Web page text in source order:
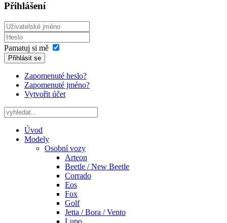
Přihlášení
Pamatuj si mě
Přihlásit se
Zapomenuté heslo?
Zapomenuté jméno?
Vytvořit účet
Úvod
Modely
Osobní vozy
Arteon
Beetle / New Beetle
Corrado
Eos
Fox
Golf
Jetta / Bora / Vento
Lupo